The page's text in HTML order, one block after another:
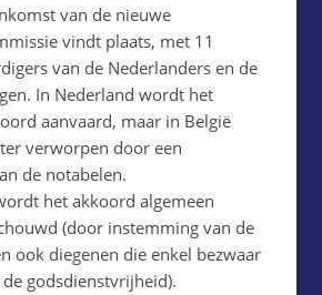
van de nieuwe
vindt plaats, met 11
van de Nederlanders en de
In Nederland wordt het
aanvaard, maar in België
verworpen door een
de notabelen.
het akkoord algemeen
(door instemming van de
ook diegenen die enkel bezwaar
godsdienstvrijheid).